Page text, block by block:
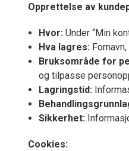
Opprettelse av
Hvor:Under “Min
Hva lagres:
Bruksområde for
og tilpasse
Lagringstid:
Sikkerhet:
Cookies: